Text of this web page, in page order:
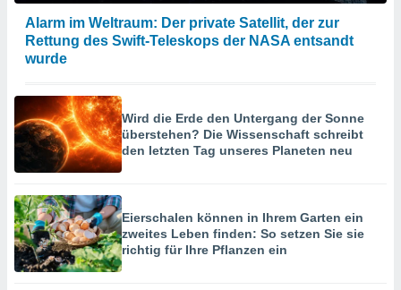
Alarm im Weltraum: Der private Satellit, der zur
Rettung des Swift-Teleskops der NASA entsandt
wurde
Wird die Erde den Untergang der Sonne
überstehen? Die Wissenschaft schreibt
den letzten Tag unseres Planeten neu
Eierschalen können in Ihrem Garten ein
zweites Leben finden: So setzen Sie sie
richtig für Ihre Pflanzen ein